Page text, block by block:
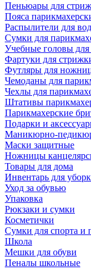
Пеньюары для
Пояса
Распылители для
Сумки для
Учебные головы для
Фартуки для
Футляры для
Чемоданы для
Чехлы для
Штативы
Парикмахерские
Подарки и
Маникюрно-
Маски защитные
Ножницы
Товары для дома
Инвентарь для
Уход за обувью
Упаковка
Рюкзаки и сумки
Косметички
Сумки для спорта и
Школа
Мешки для обуви
Пеналы школьные